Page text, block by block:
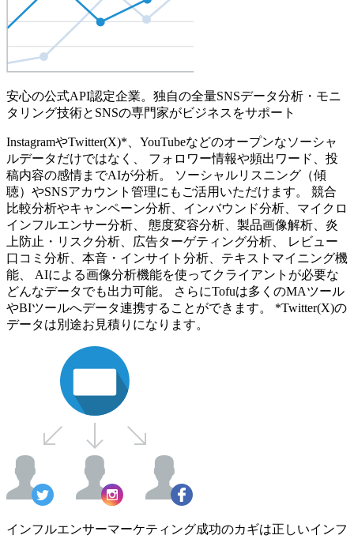
安心の公式API認定企業。独自の全量SNSデータ分析・モニ
タリング技術とSNSの専門家がビジネスをサポート
InstagramやTwitter(X)*、YouTubeなどのオープンなソーシャ
ルデータだけではなく、 フォロワー情報や頻出ワード、投
稿内容の感情までAIが分析。 ソーシャルリスニング（傾
聴）やSNSアカウント管理にもご活用いただけます。 競合
比較分析やキャンペーン分析、インバウンド分析、マイクロ
インフルエンサー分析、 態度変容分析、製品画像解析、炎
上防止・リスク分析、広告ターゲティング分析、 レビュー
口コミ分析、本音・インサイト分析、テキストマイニング機
能、 AIによる画像分析機能を使ってクライアントが必要な
どんなデータでも出力可能。 さらにTofuは多くのMAツール
やBIツールへデータ連携することができます。 *Twitter(X)の
データは別途お見積りになります。
インフルエンサーマーケティング成功のカギは正しいインフ